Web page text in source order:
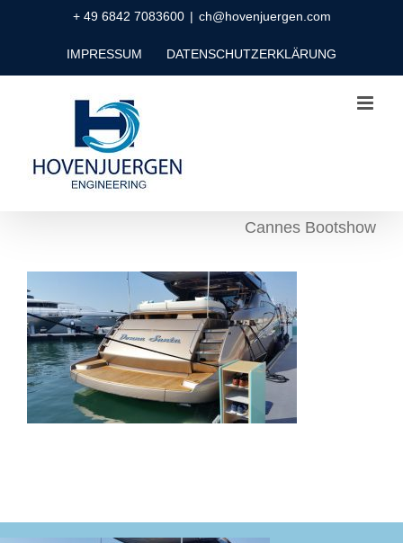
+ 49 6842 7083600 | ch@hovenjuergen.com
IMPRESSUM DATENSCHUTZERKLÄRUNG
Cannes Bootshow